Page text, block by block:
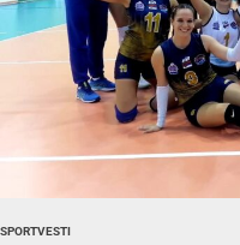
SPORTVESTI